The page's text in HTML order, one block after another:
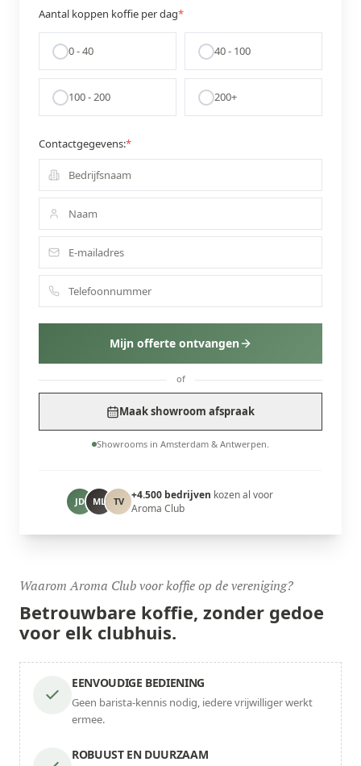
Aantal koppen koffie per dag*
0 - 40 40 - 100
100 - 200 200+
Contactgegevens:*
Mijn offerte ontvangen
of
Maak showroom afspraak
Showrooms in Amsterdam & Antwerpen.
JD ML TV +4.500 bedrijven kozen al voor
Aroma Club
Waarom Aroma Club voor koffie op de vereniging?
Betrouwbare koffie, zonder gedoe
voor elk clubhuis.
EENVOUDIGE BEDIENING
Geen barista-kennis nodig, iedere vrijwilliger werkt
ermee.
ROBUUST EN DUURZAAM